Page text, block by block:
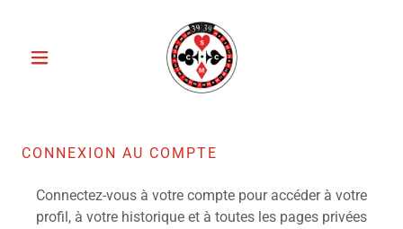
CONNEXION AU COMPTE
Connectez-vous à votre compte pour accéder à votre
profil, à votre historique et à toutes les pages privées